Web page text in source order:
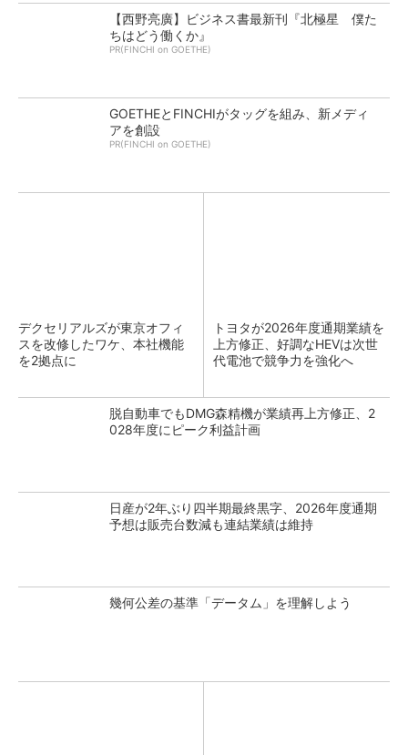
【西野亮廣】ビジネス書最新刊『北極星 僕た
ちはどう働くか』
PR(FINCHI on GOETHE)
GOETHEとFINCHIがタッグを組み、新メディ
アを創設
PR(FINCHI on GOETHE)
デクセリアルズが東京オフィ
スを改修したワケ、本社機能
を2拠点に
トヨタが2026年度通期業績を
上方修正、好調なHEVは次世
代電池で競争力を強化へ
脱自動車でもDMG森精機が業績再上方修正、2
028年度にピーク利益計画
日産が2年ぶり四半期最終黒字、2026年度通期
予想は販売台数減も連結業績は維持
幾何公差の基準「データム」を理解しよう